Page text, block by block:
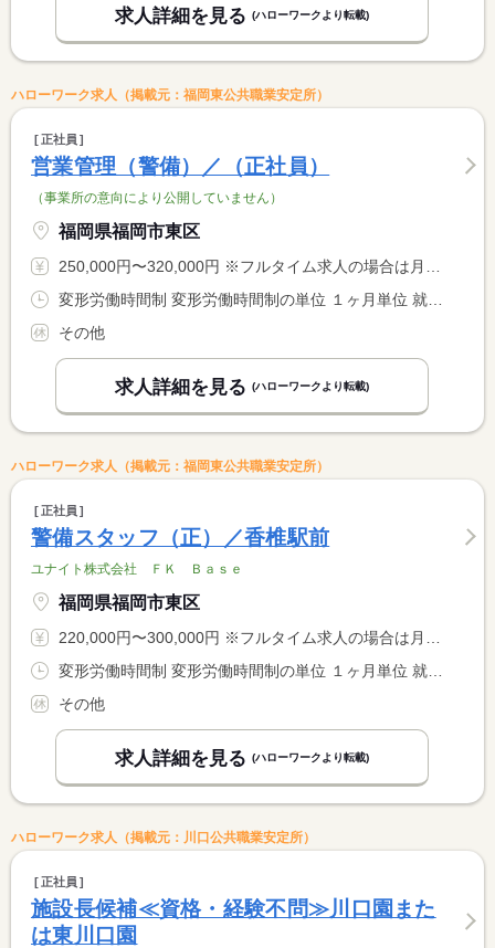
求人詳細を見る (ハローワークより転載)
ハローワーク求人（掲載元：福岡東公共職業安定所）
正社員
営業管理（警備）／（正社員）
（事業所の意向により公開していません）
福岡県福岡市東区
250,000円〜320,000円 ※フルタイム求人の場合は月額（換算額）、パート求人の場合は時間額を表示しています。
その他
求人詳細を見る (ハローワークより転載)
ハローワーク求人（掲載元：福岡東公共職業安定所）
正社員
警備スタッフ（正）／香椎駅前
ユナイト株式会社 ＦＫ Ｂａｓｅ
福岡県福岡市東区
220,000円〜300,000円 ※フルタイム求人の場合は月額（換算額）、パート求人の場合は時間額を表示しています。
その他
求人詳細を見る (ハローワークより転載)
ハローワーク求人（掲載元：川口公共職業安定所）
正社員
施設長候補≪資格・経験不問≫川口園また
は東川口園